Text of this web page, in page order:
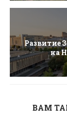
Развитие
на
ВАМ